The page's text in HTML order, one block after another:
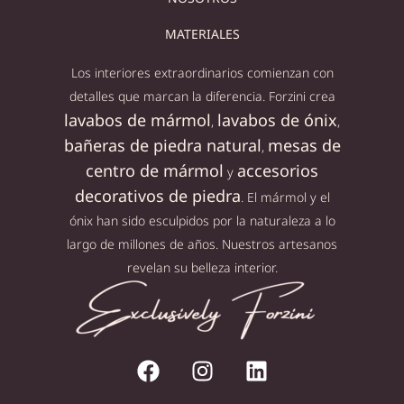
MATERIALES
Los interiores extraordinarios comienzan con
detalles que marcan la diferencia. Forzini crea
lavabos de mármol, lavabos de ónix,
bañeras de piedra natural, mesas de
centro de mármol y accesorios
decorativos de piedra. El mármol y el
ónix han sido esculpidos por la naturaleza a lo
largo de millones de años. Nuestros artesanos
revelan su belleza interior.